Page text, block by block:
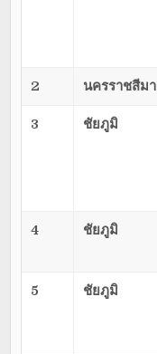
2 นครราชสีมา
3 ชัยภูมิ
4 ชัยภูมิ
5 ชัยภูมิ